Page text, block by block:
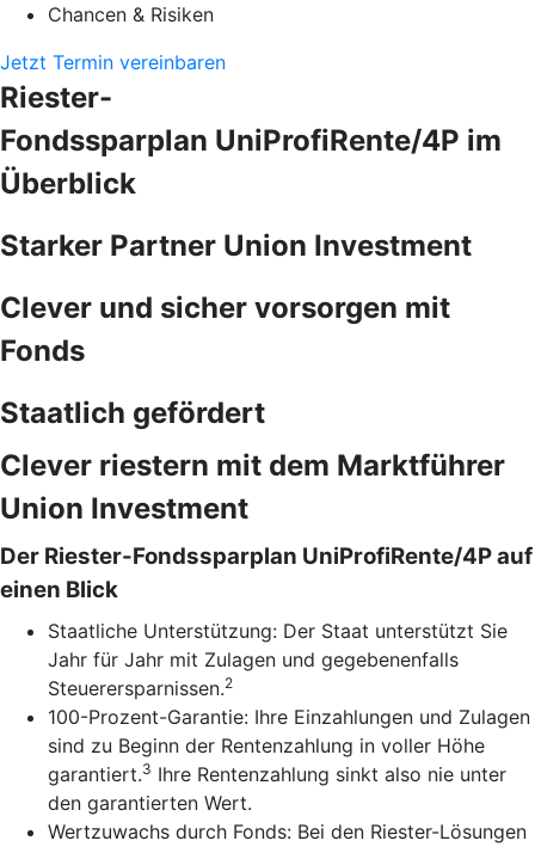
Chancen & Risiken
Jetzt Termin vereinbaren
Riester-
Fondssparplan UniProfiRente/4P im
Überblick
Starker Partner Union Investment
Clever und sicher vorsorgen mit
Fonds
Staatlich gefördert
Clever riestern mit dem Marktführer
Union Investment
Der Riester-Fondssparplan UniProfiRente/4P auf
einen Blick
Staatliche Unterstützung: Der Staat unterstützt Sie
Jahr für Jahr mit Zulagen und gegebenenfalls
Steuerersparnissen.2
100-Prozent-Garantie: Ihre Einzahlungen und Zulagen
sind zu Beginn der Rentenzahlung in voller Höhe
garantiert.3 Ihre Rentenzahlung sinkt also nie unter
den garantierten Wert.
Wertzuwachs durch Fonds: Bei den Riester-Lösungen